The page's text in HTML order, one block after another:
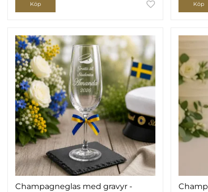
Köp Köp
Champagneglas med gravyr -